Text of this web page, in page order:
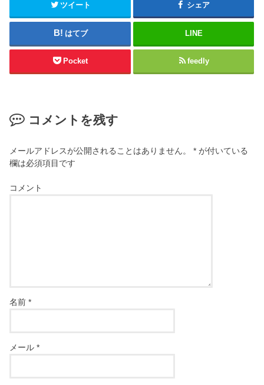
ツイート シェア
はてブ LINE
Pocket feedly
コメントを残す
メールアドレスが公開されることはありません。 * が付いている
欄は必須項目です
コメント
名前*
メール*